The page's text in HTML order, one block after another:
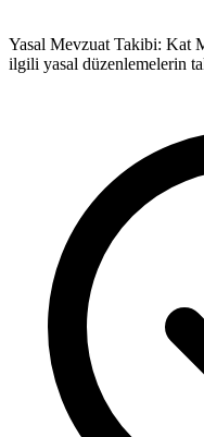
Yasal Mevzuat Takibi: Kat
ilgili yasal düzenlemelerin